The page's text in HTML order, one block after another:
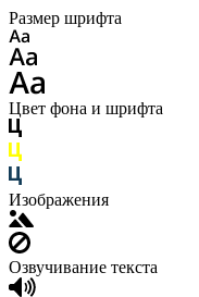
Размер шрифта
Цвет фона и шрифта
Изображения
Озвучивание текста